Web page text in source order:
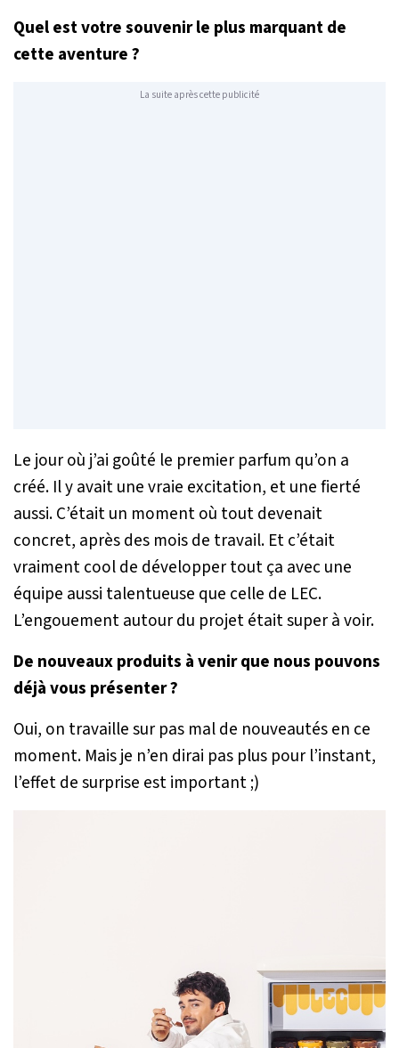
Quel est votre souvenir le plus marquant de
cette aventure ?
La suite après cette publicité
Le jour où j’ai goûté le premier parfum qu’on a
créé. Il y avait une vraie excitation, et une fierté
aussi. C’était un moment où tout devenait
concret, après des mois de travail. Et c’était
vraiment cool de développer tout ça avec une
équipe aussi talentueuse que celle de LEC.
L’engouement autour du projet était super à voir.
De nouveaux produits à venir que nous pouvons
déjà vous présenter ?
Oui, on travaille sur pas mal de nouveautés en ce
moment. Mais je n’en dirai pas plus pour l’instant,
l’effet de surprise est important ;)